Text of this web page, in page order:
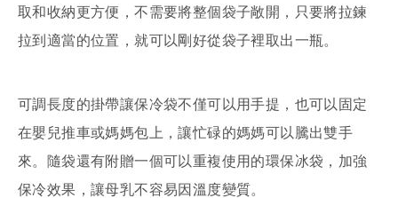
取和收納更方便，不需要將整個袋子敞開，只要將拉鍊
拉到適當的位置，就可以剛好從袋子裡取出一瓶。
可調長度的掛帶讓保冷袋不僅可以用手提，也可以固定
在嬰兒推車或媽媽包上，讓忙碌的媽媽可以騰出雙手
來。隨袋還有附贈一個可以重複使用的環保冰袋，加強
保冷效果，讓母乳不容易因溫度變質。